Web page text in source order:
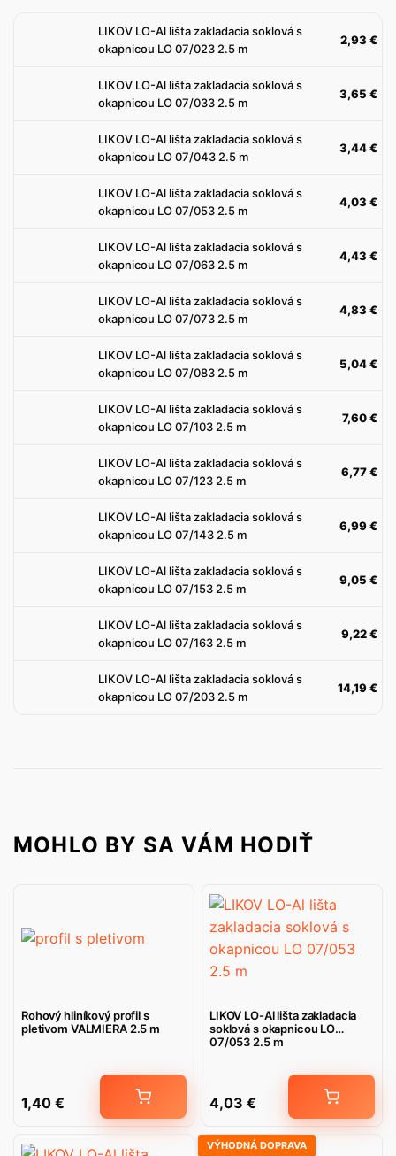
LIKOV LO-Al lišta zakladacia soklová s
okapnicou LO 07/023 2.5 m
2,93 €
LIKOV LO-Al lišta zakladacia soklová s
okapnicou LO 07/033 2.5 m
3,65 €
LIKOV LO-Al lišta zakladacia soklová s
okapnicou LO 07/043 2.5 m
3,44€
LIKOV LO-Al lišta zakladacia soklová s
okapnicou LO 07/053 2.5 m
4,03 €
LIKOV LO-Al lišta zakladacia soklová s
okapnicou LO 07/063 2.5 m
4,43 €
LIKOV LO-Al lišta zakladacia soklová s
okapnicou LO 07/073 2.5 m
4,83 €
LIKOV LO-Al lišta zakladacia soklová s
okapnicou LO 07/083 2.5 m
5,04€
LIKOV LO-Al lišta zakladacia soklová s
okapnicou LO 07/103 2.5 m
7,60€
LIKOV LO-Al lišta zakladacia soklová s
okapnicou LO 07/123 2.5 m
6,77€
LIKOV LO-Al lišta zakladacia soklová s
okapnicou LO 07/143 2.5 m
6,99€
LIKOV LO-Al lišta zakladacia soklová s
okapnicou LO 07/153 2.5 m
9,05 €
LIKOV LO-Al lišta zakladacia soklová s
okapnicou LO 07/163 2.5 m
9,22€
LIKOV LO-Al lišta zakladacia soklová s
okapnicou LO 07/203 2.5 m
14,19€
MOHLO BY SA VÁM HODIŤ
Rohový hliníkový profil s
pletivom VALMIERA 2.5 m
1,40 €
LIKOV LO-Al lišta zakladacia
soklová s okapnicou LO
07/053 2.5 m
4,03 €
VÝHODNÁ DOPRAVA